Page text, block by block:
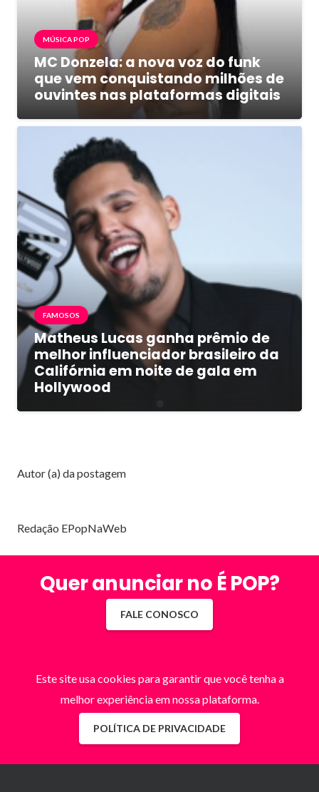
MÚSICA POP
MC Donzela: a nova voz do funk
que vem conquistando milhões de
ouvintes nas plataformas digitais
FAMOSOS
Matheus Lucas ganha prêmio de
melhor influenciador brasileiro da
Califórnia em noite de gala em
Hollywood
Autor (a) da postagem
Redação EPopNaWeb
Quer anunciar no É POP?
FALE CONOSCO
Este site usa cookies para garantir que você tenha a
melhor experiência em nossa plataforma.
POLÍTICA DE PRIVACIDADE